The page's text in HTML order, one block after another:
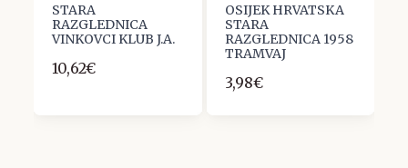
STARA
RAZGLEDNICA
VINKOVCI KLUB J.A.
10,62€
OSIJEK HRVATSKA
STARA
RAZGLEDNICA 1958
TRAMVAJ
3,98€